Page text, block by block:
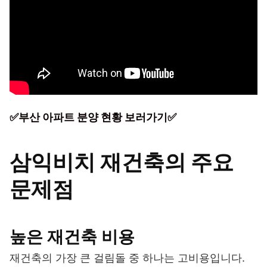
✅부산 아파트 분양 현황 보러가기✅
삼익비치 재건축의 주요
문제점
높은 재건축 비용
재건축의 가장 큰 걸림돌 중 하나는 고비용입니다.